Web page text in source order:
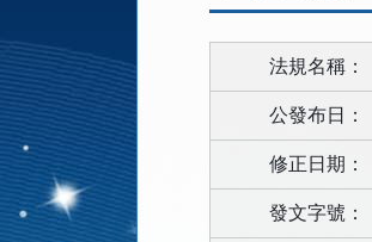
法規名稱：
公發布日：
修正日期：
發文字號：